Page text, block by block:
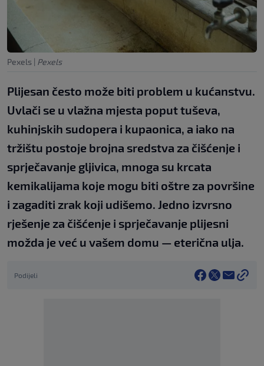
Pexels | Pexels
Plijesan često može biti problem u kućanstvu.
Uvlači se u vlažna mjesta poput tuševa,
kuhinjskih sudopera i kupaonica, a iako na
tržištu postoje brojna sredstva za čišćenje i
sprječavanje gljivica, mnoga su krcata
kemikalijama koje mogu biti oštre za površine
i zagaditi zrak koji udišemo. Jedno izvrsno
rješenje za čišćenje i sprječavanje plijesni
možda je već u vašem domu — eterična ulja.
Podijeli